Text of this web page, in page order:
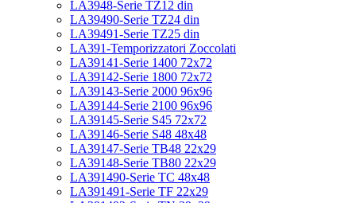
LA3948-Serie TZ12 din
LA39490-Serie TZ24 din
LA39491-Serie TZ25 din
LA391-Temporizzatori Zoccolati
LA39141-Serie 1400 72x72
LA39142-Serie 1800 72x72
LA39143-Serie 2000 96x96
LA39144-Serie 2100 96x96
LA39145-Serie S45 72x72
LA39146-Serie S48 48x48
LA39147-Serie TB48 22x29
LA39148-Serie TB80 22x29
LA391490-Serie TC 48x48
LA391491-Serie TF 22x29